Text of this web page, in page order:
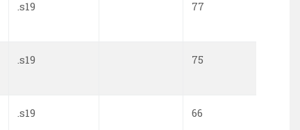
.s19 77
.s19 75
.s19 66